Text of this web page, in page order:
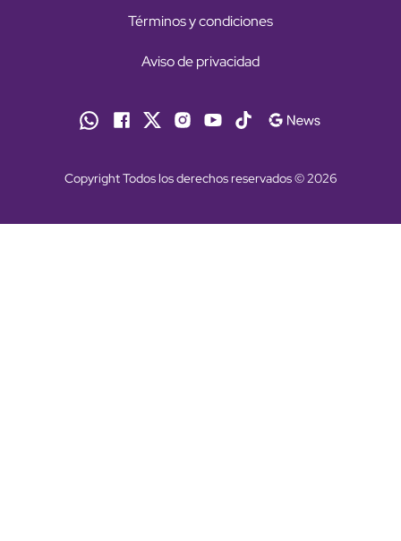
Términos y condiciones
Aviso de privacidad
Copyright Todos los derechos reservados © 2026